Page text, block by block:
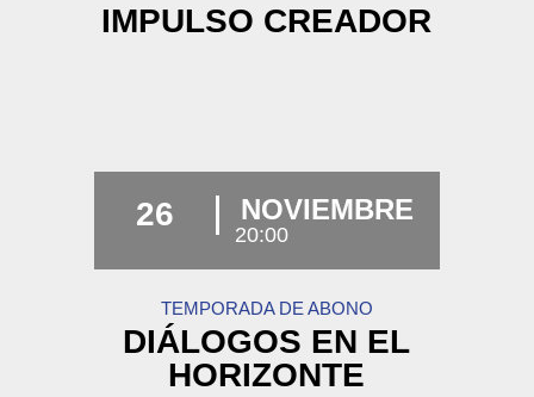
IMPULSO CREADOR
26 NOVIEMBRE
20:00
TEMPORADA DE ABONO
DIÁLOGOS EN EL
HORIZONTE